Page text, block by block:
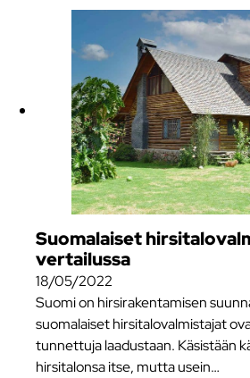
Suomalaiset
vertailussa
18/05/2022
Suomi on hirsirakentamisen
suomalaiset hirsitalovalmistajat
tunnettuja laadustaan. Käsistään
hirsitalonsa itse, mutta usein…